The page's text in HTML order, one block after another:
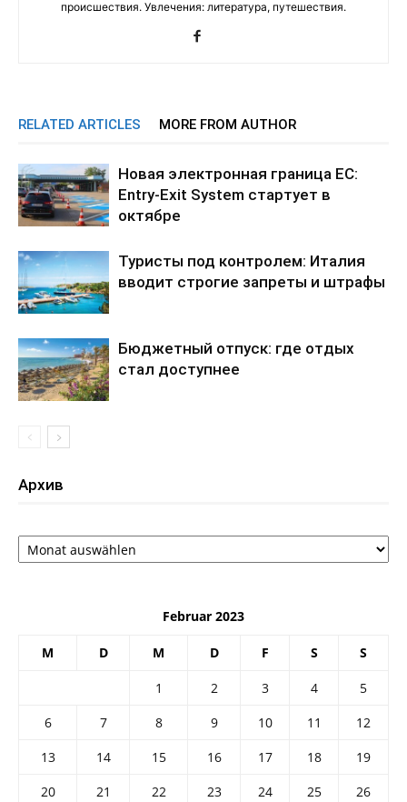
происшествия. Увлечения: литература, путешествия.
RELATED ARTICLES MORE FROM AUTHOR
Новая электронная граница ЕС:
Entry-Exit System стартует в
октябре
Туристы под контролем: Италия
вводит строгие запреты и штрафы
Бюджетный отпуск: где отдых
стал доступнее
Архив
Архив
Februar 2023
M D M D F S S
1 2 3 4
5
6
7 8 9 10 11
12
13
14 15 16 17 18
19
20
21 22 23 24 25
26